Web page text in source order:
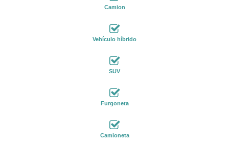
Camion
Vehículo híbrido
SUV
Furgoneta
Camioneta